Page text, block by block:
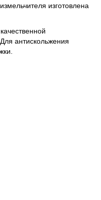
изготовлена
антискольжения